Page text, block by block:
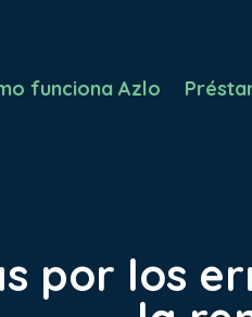
funciona Azlo
por los